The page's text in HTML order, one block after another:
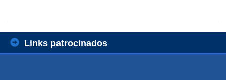
Links patrocinados